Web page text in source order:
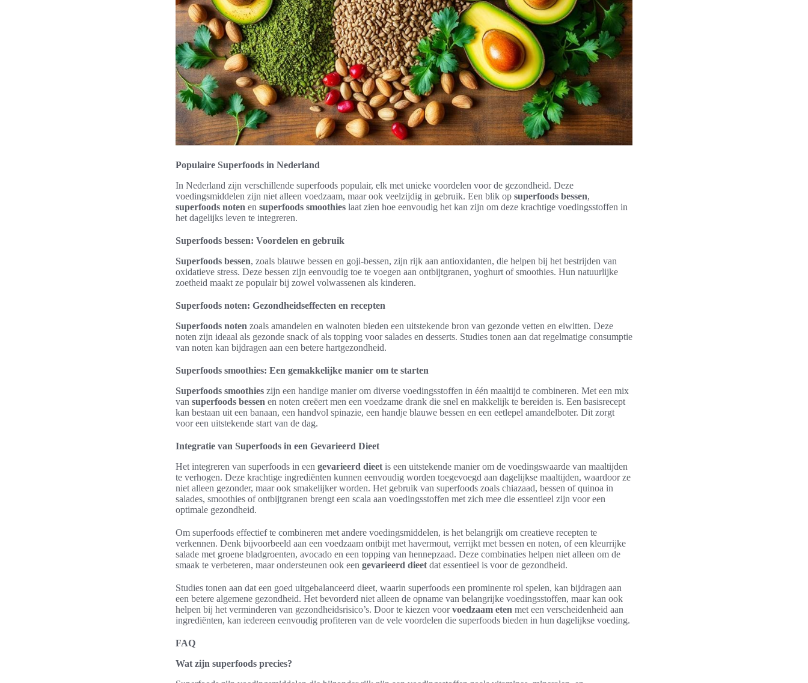
Populaire Superfoods in Nederland
In Nederland zijn verschillende superfoods populair, elk met unieke voordelen voor de gezondheid. Deze
voedingsmiddelen zijn niet alleen voedzaam, maar ook veelzijdig in gebruik. Een blik op superfoods bessen,
superfoods noten en superfoods smoothies laat zien hoe eenvoudig het kan zijn om deze krachtige voedingsstoffen in
het dagelijks leven te integreren.
Superfoods bessen: Voordelen en gebruik
Superfoods bessen, zoals blauwe bessen en goji-bessen, zijn rijk aan antioxidanten, die helpen bij het bestrijden van
oxidatieve stress. Deze bessen zijn eenvoudig toe te voegen aan ontbijtgranen, yoghurt of smoothies. Hun natuurlijke
zoetheid maakt ze populair bij zowel volwassenen als kinderen.
Superfoods noten: Gezondheidseffecten en recepten
Superfoods noten zoals amandelen en walnoten bieden een uitstekende bron van gezonde vetten en eiwitten. Deze
noten zijn ideaal als gezonde snack of als topping voor salades en desserts. Studies tonen aan dat regelmatige consumptie
van noten kan bijdragen aan een betere hartgezondheid.
Superfoods smoothies: Een gemakkelijke manier om te starten
Superfoods smoothies zijn een handige manier om diverse voedingsstoffen in één maaltijd te combineren. Met een mix
van superfoods bessen en noten creëert men een voedzame drank die snel en makkelijk te bereiden is. Een basisrecept
kan bestaan uit een banaan, een handvol spinazie, een handje blauwe bessen en een eetlepel amandelboter. Dit zorgt
voor een uitstekende start van de dag.
Integratie van Superfoods in een Gevarieerd Dieet
Het integreren van superfoods in een gevarieerd dieet is een uitstekende manier om de voedingswaarde van maaltijden
te verhogen. Deze krachtige ingrediënten kunnen eenvoudig worden toegevoegd aan dagelijkse maaltijden, waardoor ze
niet alleen gezonder, maar ook smakelijker worden. Het gebruik van superfoods zoals chiazaad, bessen of quinoa in
salades, smoothies of ontbijtgranen brengt een scala aan voedingsstoffen met zich mee die essentieel zijn voor een
optimale gezondheid.
Om superfoods effectief te combineren met andere voedingsmiddelen, is het belangrijk om creatieve recepten te
verkennen. Denk bijvoorbeeld aan een voedzaam ontbijt met havermout, verrijkt met bessen en noten, of een kleurrijke
salade met groene bladgroenten, avocado en een topping van hennepzaad. Deze combinaties helpen niet alleen om de
smaak te verbeteren, maar ondersteunen ook een gevarieerd dieet dat essentieel is voor de gezondheid.
Studies tonen aan dat een goed uitgebalanceerd dieet, waarin superfoods een prominente rol spelen, kan bijdragen aan
een betere algemene gezondheid. Het bevorderd niet alleen de opname van belangrijke voedingsstoffen, maar kan ook
helpen bij het verminderen van gezondheidsrisico’s. Door te kiezen voorvoedzaam eten met een verscheidenheid aan
ingrediënten, kan iedereen eenvoudig profiteren van de vele voordelen die superfoods bieden in hun dagelijkse voeding.
FAQ
Wat zijn superfoods precies?